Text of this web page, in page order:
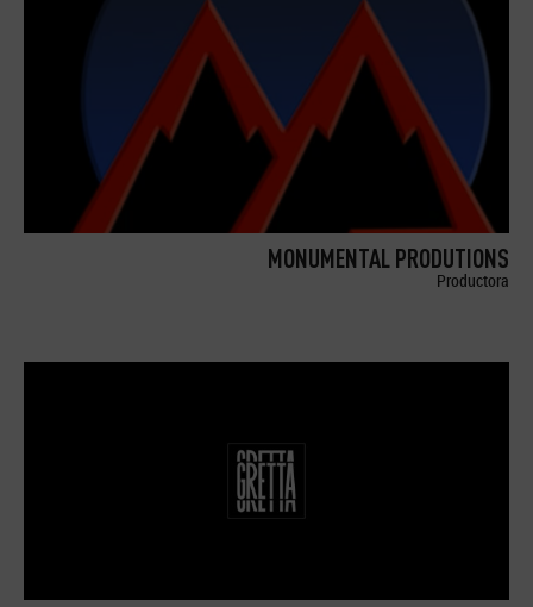
MONUMENTAL PRODUTIONS
Productora